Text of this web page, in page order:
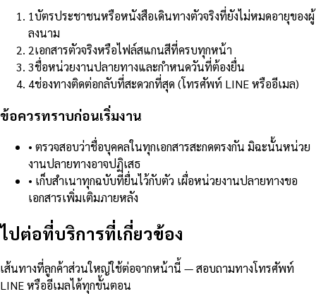
1บัตรประชาชนหรือหนังสือเดินทางตัวจริงที่ยังไม่หมดอายุของผู้
ลงนาม
2เอกสารตัวจริงหรือไฟล์สแกนสีที่ครบทุกหน้า
3ชื่อหน่วยงานปลายทางและกำหนดวันที่ต้องยื่น
4ช่องทางติดต่อกลับที่สะดวกที่สุด (โทรศัพท์ LINE หรืออีเมล)
ข้อควรทราบก่อนเริ่มงาน
• ตรวจสอบว่าชื่อบุคคลในทุกเอกสารสะกดตรงกัน มิฉะนั้นหน่วย
งานปลายทางอาจปฏิเสธ
• เก็บสำเนาทุกฉบับที่ยื่นไว้กับตัว เผื่อหน่วยงานปลายทางขอ
เอกสารเพิ่มเติมภายหลัง
ไปต่อที่บริการที่เกี่ยวข้อง
เส้นทางที่ลูกค้าส่วนใหญ่ใช้ต่อจากหน้านี้ — สอบถามทางโทรศัพท์
LINE หรืออีเมลได้ทุกขั้นตอน